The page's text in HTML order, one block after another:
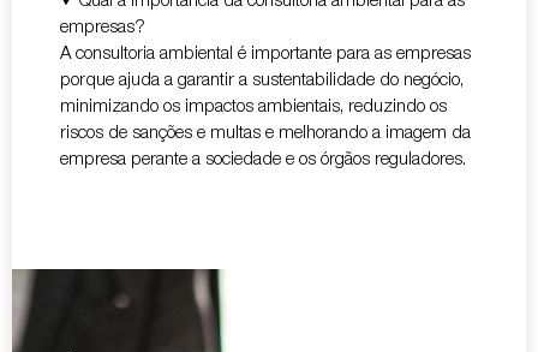
empresas?
A consultoria ambiental é importante para as empresas
porque ajuda a garantir a sustentabilidade do negócio,
minimizando os impactos ambientais, reduzindo os
riscos de sanções e multas e melhorando a imagem da
empresa perante a sociedade e os órgãos reguladores.